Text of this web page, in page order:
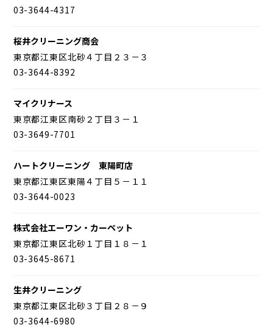
03-3644-4317
桜井クリーニング商会
東京都江東区北砂４丁目２３－３
03-3644-8392
マイクリナース
東京都江東区南砂２丁目３－１
03-3649-7701
ハートクリーニング 東陽町店
東京都江東区東陽４丁目５－１１
03-3644-0023
株式会社エーワン・カーペット
東京都江東区北砂１丁目１８－１
03-3645-8671
生井クリーニング
東京都江東区北砂３丁目２８－９
03-3644-6980